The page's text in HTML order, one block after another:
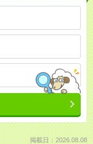
掲載日：2026.08.08